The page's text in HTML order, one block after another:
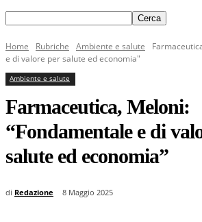
Home Rubriche Ambiente e salute
e di valore per salute ed economia"
Ambiente e salute
Farmaceutica, Meloni:
“Fondamentale e di
salute ed economia”
di Redazione 8 Maggio 2025